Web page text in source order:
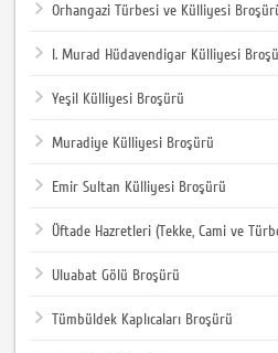
Orhangazi Türbesi ve Külliyesi
I. Murad Hüdavendigar Külliyesi
Yeşil Külliyesi Broşürü
Muradiye Külliyesi Broşürü
Emir Sultan Külliyesi Broşürü
Üftade Hazretleri (Tekke, Cami ve
Uluabat Gölü Broşürü
Tümbüldek Kaplıcaları Broşürü